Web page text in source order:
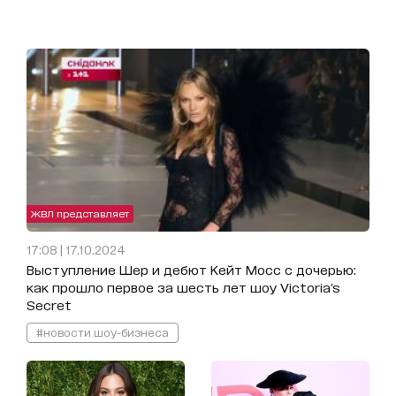
ЖВЛ представляет
17:08 | 17.10.2024
Выступление Шер и дебют Кейт Мосс с дочерью:
как прошло первое за шесть лет шоу Victoria's
Secret
#новости шоу-бизнеса